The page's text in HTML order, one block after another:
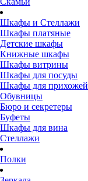
Шкафы и Стеллажи
Шкафы платяные
Детские шкафы
Книжные шкафы
Шкафы витрины
Шкафы для посуды
Шкафы для прихожей
Обувницы
Бюро и секретеры
Буфеты
Шкафы для вина
Стеллажи
Полки